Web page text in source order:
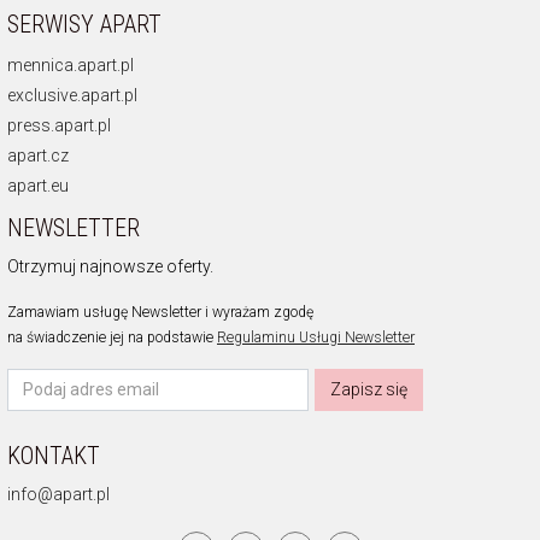
Jak wybrać obrączki ślubne
Jak i kiedy kupić obrączki
SERWISY APART
mennica.apart.pl
exclusive.apart.pl
press.apart.pl
apart.cz
apart.eu
NEWSLETTER
Otrzymuj najnowsze oferty.
Zamawiam usługę Newsletter i wyrażam zgodę
na świadczenie jej na podstawie Regulaminu Usługi Newsletter
Zapisz się
KONTAKT
info@apart.pl